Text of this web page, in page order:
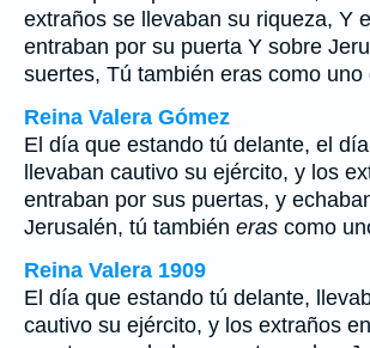
extraños se llevaban su riqueza, Y
entraban por su puerta Y sobre
suertes, Tú también eras como uno
Reina Valera Gómez
El día que estando tú delante, el
llevaban cautivo su ejército, y los
entraban por sus puertas, y
Jerusalén, tú también eras como
Reina Valera 1909
El día que estando tú delante,
cautivo su ejército, y los extraños